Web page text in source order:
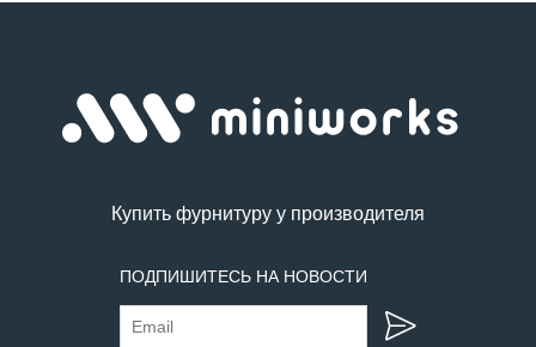
Купить фурнитуру у производителя
ПОДПИШИТЕСЬ НА НОВОСТИ